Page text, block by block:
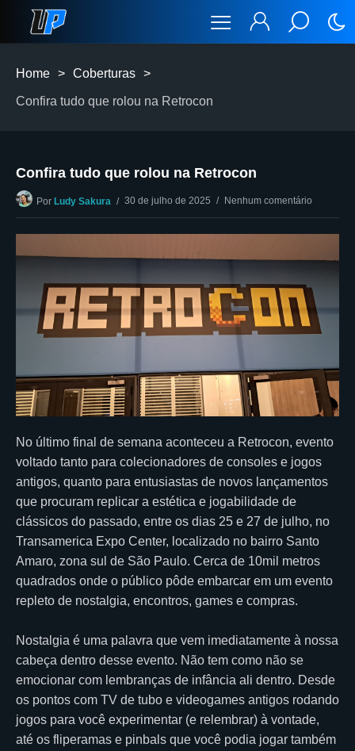
Home > Coberturas >
Confira tudo que rolou na Retrocon
Confira tudo que rolou na Retrocon
Por Ludy Sakura 30 de julho de 2025 Nenhum comentário
No último final de semana aconteceu a Retrocon, evento
voltado tanto para colecionadores de consoles e jogos
antigos, quanto para entusiastas de novos lançamentos
que procuram replicar a estética e jogabilidade de
clássicos do passado, entre os dias 25 e 27 de julho, no
Transamerica Expo Center, localizado no bairro Santo
Amaro, zona sul de São Paulo. Cerca de 10mil metros
quadrados onde o público pôde embarcar em um evento
repleto de nostalgia, encontros, games e compras.
Nostalgia é uma palavra que vem imediatamente à nossa
cabeça dentro desse evento. Não tem como não se
emocionar com lembranças de infância ali dentro. Desde
os pontos com TV de tubo e videogames antigos rodando
jogos para você experimentar (e relembrar) à vontade,
até os fliperamas e pinbals que você podia jogar também